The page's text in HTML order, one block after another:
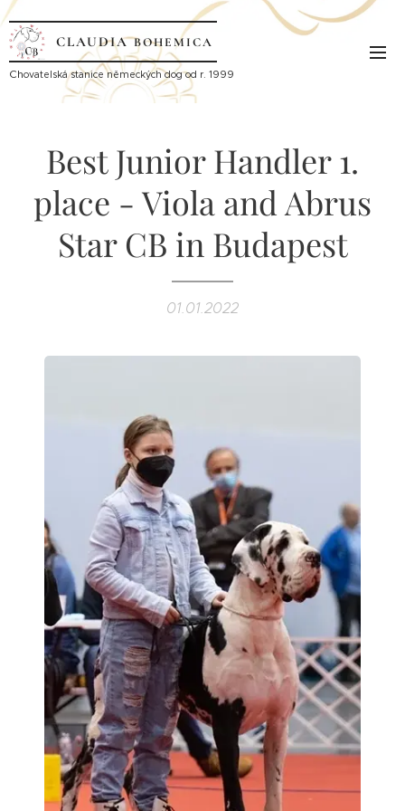
CLAUDIABOHEMICA
Chovatelská stanice německých dog od r. 1999
Best Junior Handler 1.
place - Viola and Abrus
Star CB in Budapest
01.01.2022